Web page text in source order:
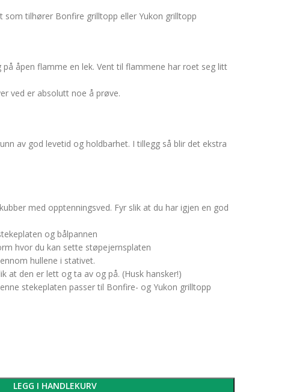
som tilhører Bonfire grilltopp eller Yukon grilltopp
åpen flamme en lek. Vent til flammene har roet seg litt
ved er absolutt noe å prøve.
av god levetid og holdbarhet. I tillegg så blir det ekstra
med opptenningsved. Fyr slik at du har igjen en god
og bålpannen
hvor du kan sette støpejernsplaten
hullene i stativet.
at den er lett og ta av og på. (Husk hansker!)
stekeplaten passer til Bonfire- og Yukon grilltopp
LEGG I HANDLEKURV